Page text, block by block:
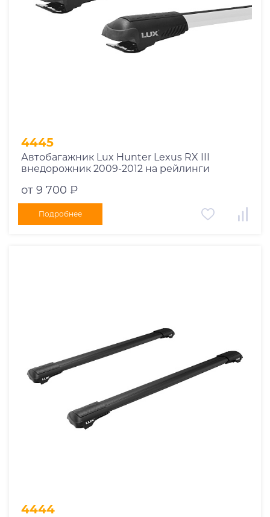
4445
Автобагажник Lux Hunter Lexus RX III
внедорожник 2009-2012 на рейлинги
от 9 700 ₽
Подробнее
4444